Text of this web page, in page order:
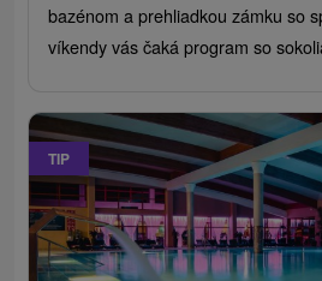
bazénom a prehliadkou zámku so
víkendy vás čaká program so
TIP